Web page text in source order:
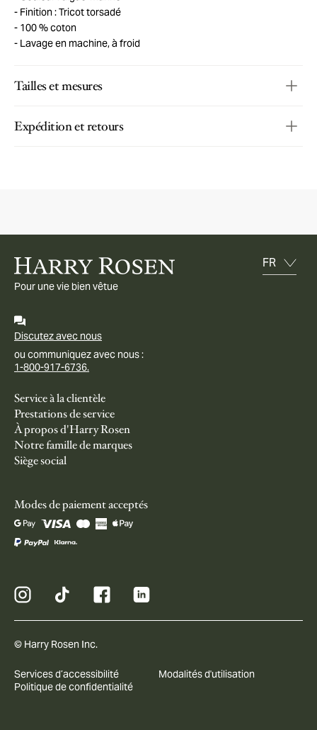
Finition : Tricot torsadé
100 % coton
Lavage en machine, à froid
Tailles et mesures
Expédition et retours
Pour une vie bien vêtue
Discutez avec nous
ou communiquez avec nous :
1-800-917-6736.
Service à la clientèle
Prestations de service
À propos d'Harry Rosen
Notre famille de marques
Siège social
Modes de paiement acceptés
© Harry Rosen Inc.
Services d’accessibilité
Modalités d'utilisation
Politique de confidentialité